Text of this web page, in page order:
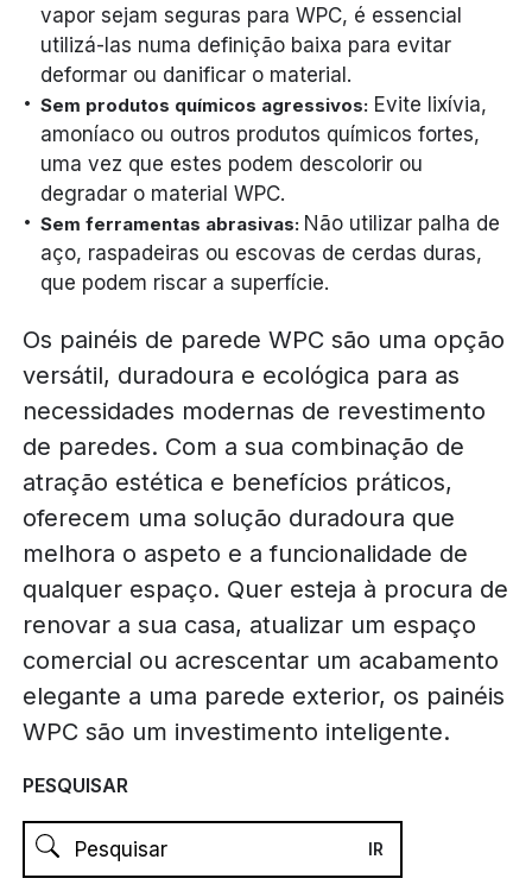
vapor sejam seguras para WPC, é essencial
utilizá-las numa definição baixa para evitar
deformar ou danificar o material.
Sem produtos químicos agressivos: Evite lixívia,
amoníaco ou outros produtos químicos fortes,
uma vez que estes podem descolorir ou
degradar o material WPC.
Sem ferramentas abrasivas: Não utilizar palha de
aço, raspadeiras ou escovas de cerdas duras,
que podem riscar a superfície.
Os painéis de parede WPC são uma opção
versátil, duradoura e ecológica para as
necessidades modernas de revestimento
de paredes. Com a sua combinação de
atração estética e benefícios práticos,
oferecem uma solução duradoura que
melhora o aspeto e a funcionalidade de
qualquer espaço. Quer esteja à procura de
renovar a sua casa, atualizar um espaço
comercial ou acrescentar um acabamento
elegante a uma parede exterior, os painéis
WPC são um investimento inteligente.
PESQUISAR